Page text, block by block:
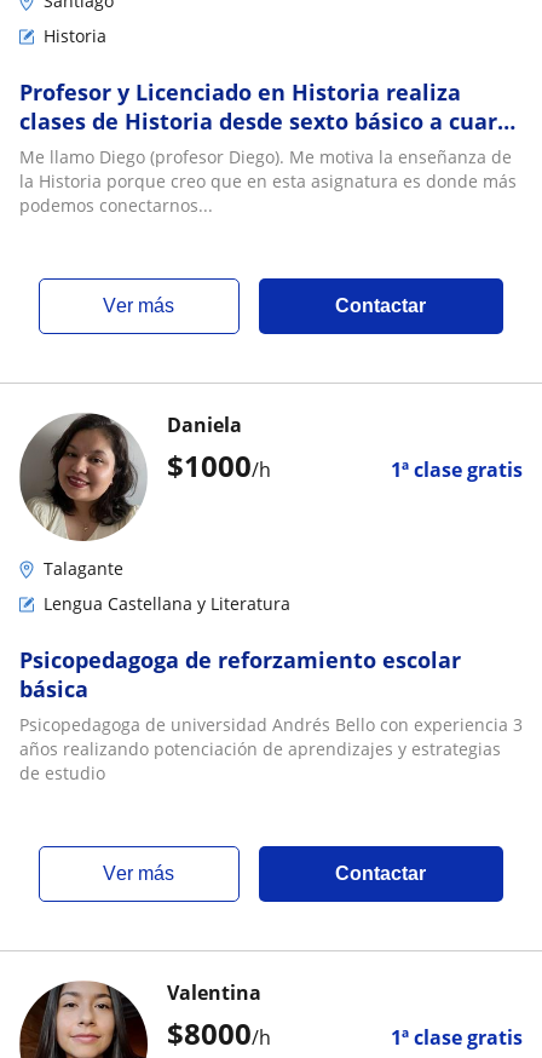
Historia
Profesor y Licenciado en Historia realiza
clases de Historia desde sexto básico a cuarto
medio
Me llamo Diego (profesor Diego). Me motiva la enseñanza de
la Historia porque creo que en esta asignatura es donde más
podemos conectarnos...
ver más Contactar
$1000/h 1ª clase gratis
Daniela
Talagante
Lengua Castellana y Literatura
Psicopedagoga de reforzamiento escolar
básica
Psicopedagoga de universidad Andrés Bello con experiencia 3
años realizando potenciación de aprendizajes y estrategias
de estudio
ver más Contactar
$8000/h 1ª clase gratis
Valentina